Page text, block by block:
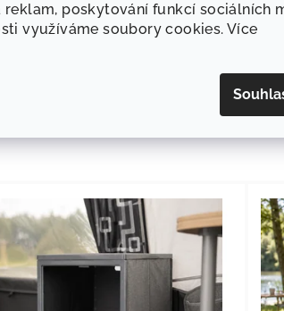
reklam, poskytování funkcí sociálních
využíváme soubory cookies. Více
produkty